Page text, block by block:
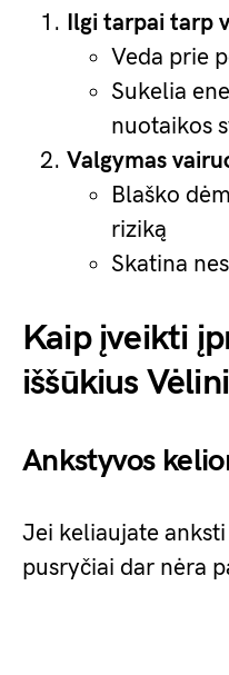
Ilgi tarpai tarp
Veda prie
Sukelia
nuotaikos
Valgymas
Blaško
riziką
Skatina
Kaip įveikti
iššūkius
Ankstyvos
Jei keliaujate
pusryčiai dar nėra